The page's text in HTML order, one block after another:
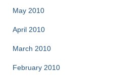
May 2010
April 2010
March 2010
February 2010